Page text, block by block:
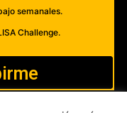
semanales.
Challenge.